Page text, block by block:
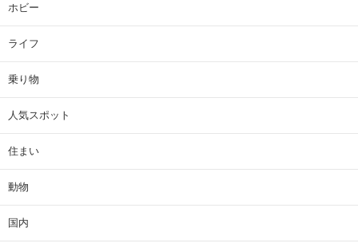
ホビー
ライフ
乗り物
人気スポット
住まい
動物
国内